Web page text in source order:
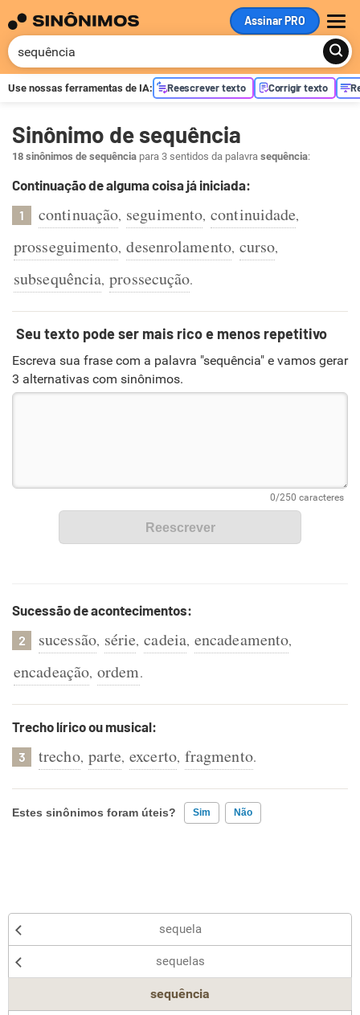
Assinar PRO
Use nossas ferramentas de IA: Reescrever texto Corrigir texto
Sinônimo de sequência
18 sinônimos de sequência para 3 sentidos da palavra sequência:
Continuação de alguma coisa já iniciada:
1 continuação, seguimento, continuidade,
prosseguimento, desenrolamento, curso,
subsequência, prossecução.
Seu texto pode ser mais rico e menos repetitivo
Escreva sua frase com a palavra "sequência" e vamos gerar
3 alternativas com sinônimos.
Sucessão de acontecimentos:
2 sucessão, série, cadeia, encadeamento,
encadeação, ordem.
Trecho lírico ou musical:
3 trecho, parte, excerto, fragmento.
Estes sinônimos foram úteis? Sim Não
sequela
sequelas
sequência